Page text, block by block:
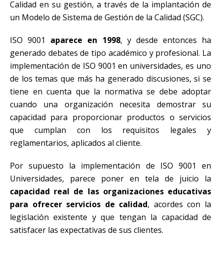
Calidad en su gestión, a través de la implantación de
un Modelo de Sistema de Gestión de la Calidad (SGC).
ISO 9001 aparece en 1998, y desde entonces ha
generado debates de tipo académico y profesional. La
implementación de ISO 9001 en universidades, es uno
de los temas que más ha generado discusiones, si se
tiene en cuenta que la normativa se debe adoptar
cuando una organización necesita demostrar su
capacidad para proporcionar productos o servicios
que cumplan con los requisitos legales y
reglamentarios, aplicados al cliente.
Por supuesto la implementación de ISO 9001 en
Universidades, parece poner en tela de juicio la
capacidad real de las organizaciones educativas
para ofrecer servicios de calidad, acordes con la
legislación existente y que tengan la capacidad de
satisfacer las expectativas de sus clientes.